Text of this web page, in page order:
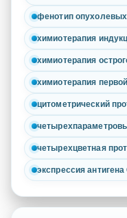
фенотип
химиотерапия
химиотерапия
химиотерапия
цитометрический
четырехцветная
экспрессия антигена